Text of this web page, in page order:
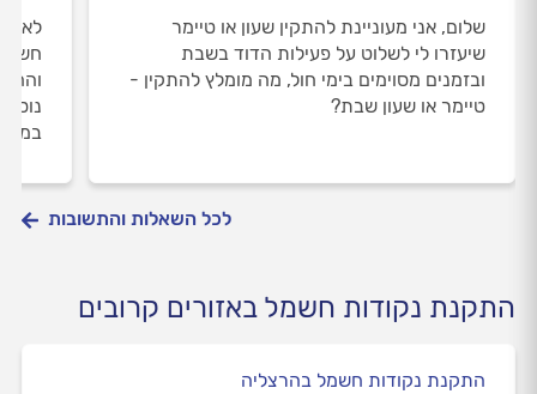
שלום, אני מעוניינת להתקין שעון או טיימר
שיעזרו לי לשלוט על פעילות הדוד בשבת
ובזמנים מסוימים בימי חול, מה מומלץ להתקין -
טיימר או שעון שבת?
לכל השאלות והתשובות
התקנת נקודות חשמל באזורים קרובים
התקנת נקודות חשמל בהרצליה